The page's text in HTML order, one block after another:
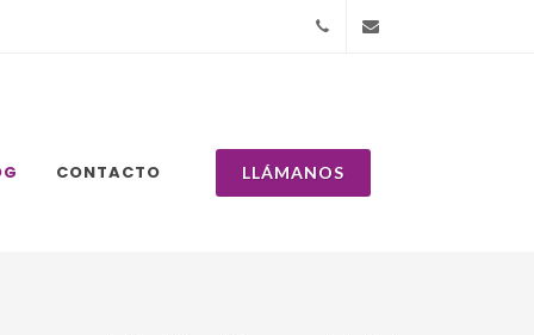
+525553172783
LLÁMANOS
CONTACTO